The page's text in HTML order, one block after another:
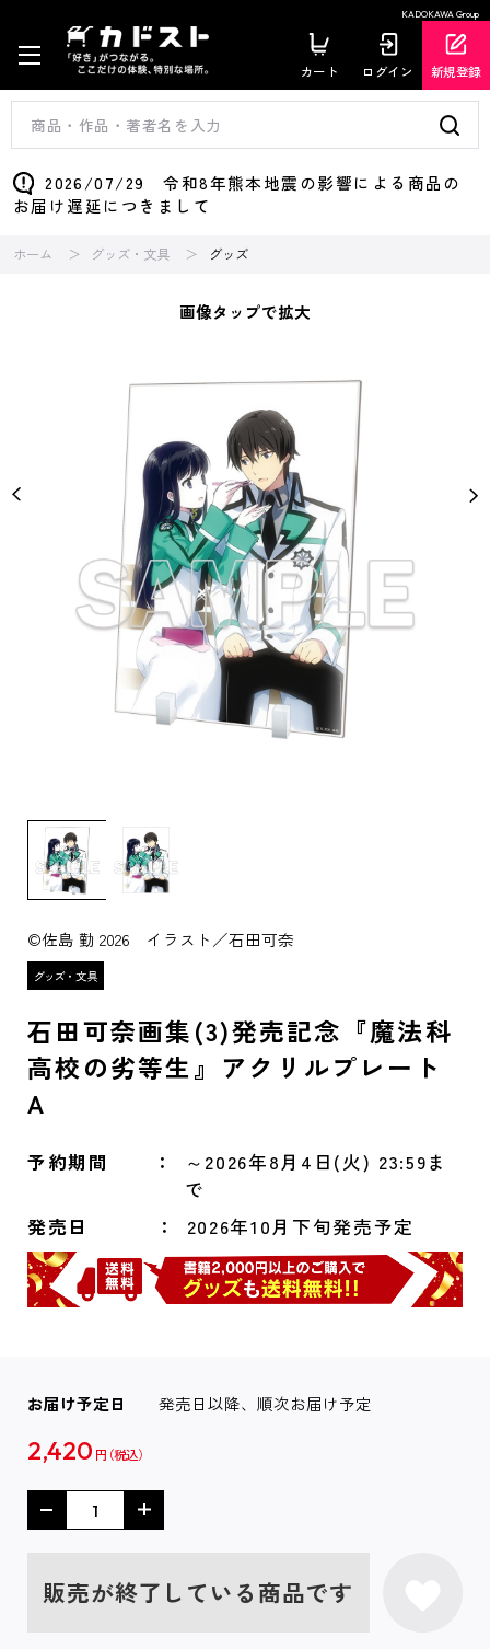
KADOKAWA Group
カート ログイン 新規登録
2026/07/29 令和8年熊本地震の影響による商品の
お届け遅延につきまして
ホーム グッズ・文具 グッズ
画像タップで拡大
©佐島 勤 2026 イラスト／石田可奈
石田可奈画集(3)発売記念『魔法科
高校の劣等生』アクリルプレート
A
予約期間
～2026年8月4日(火) 23:59ま
で
発売日
2026年10月下旬発売予定
お届け予定日 発売日以降、順次お届け予定
2,420 円
販売が終了している商品です